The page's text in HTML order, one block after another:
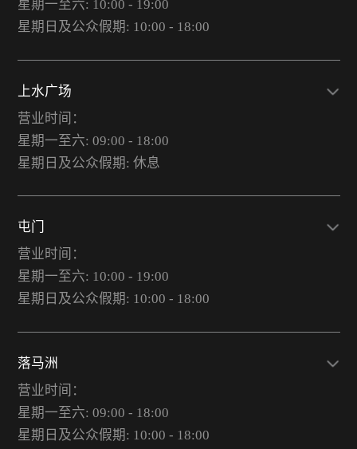
星期一至六: 10:00 - 19:00
星期日及公众假期: 10:00 - 18:00
上水广场
营业时间：
星期一至六: 09:00 - 18:00
星期日及公众假期: 休息
屯门
营业时间：
星期一至六: 10:00 - 19:00
星期日及公众假期: 10:00 - 18:00
落马洲
营业时间：
星期一至六: 09:00 - 18:00
星期日及公众假期: 10:00 - 18:00